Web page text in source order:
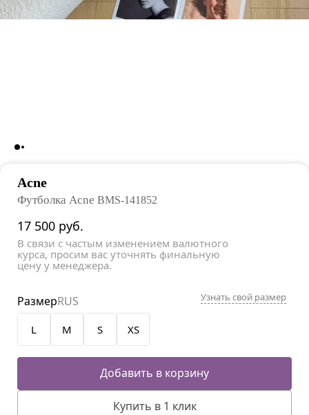
Acne
Футболка Acne BMS-141852
17 500 руб.
В связи с частым изменением валютного
курса, просим вас уточнять финальную
цену у менеджера.
L M S XS
РазмерRUS Узнать свой размер
Добавить в корзину
Купить в 1 клик